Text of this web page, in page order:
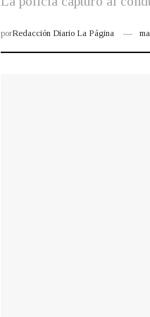
porRedacción Diario La Página